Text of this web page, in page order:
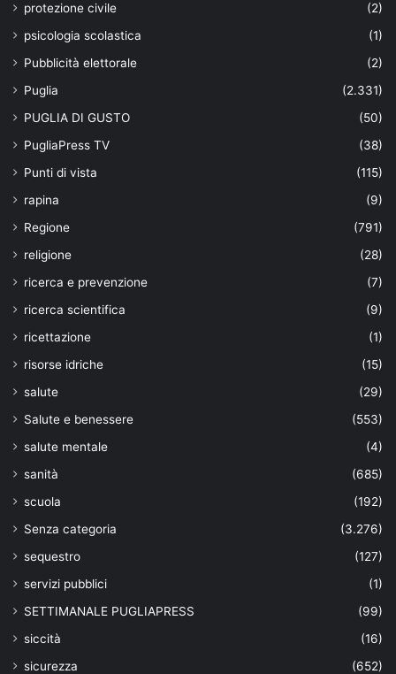
protezione civile
(2)
psicologia scolastica
(1)
Pubblicità elettorale
(2)
Puglia
(2.331)
PUGLIA DI GUSTO
(50)
PugliaPress TV
(38)
Punti di vista
(115)
rapina
(9)
Regione
(791)
religione
(28)
ricerca e prevenzione
(7)
ricerca scientifica
(9)
ricettazione
(1)
risorse idriche
(15)
salute
(29)
Salute e benessere
(553)
salute mentale
(4)
sanità
(685)
scuola
(192)
Senza categoria
(3.276)
sequestro
(127)
servizi pubblici
(1)
SETTIMANALE PUGLIAPRESS
(99)
siccità
(16)
sicurezza
(652)